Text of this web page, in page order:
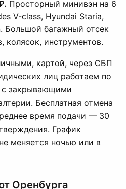
Просторный минивэн на 6
V-class, Hyundai Staria,
Большой багажный отсек
колясок, инструментов.
картой, через СБП
лиц работаем по
с закрывающими
Бесплатная отмена
время подачи — 30
График
меняется ночью или в
Оренбурга